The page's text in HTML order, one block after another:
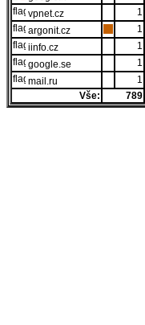
vpnet.cz
1
argonit.cz
1
iinfo.cz
1
google.se
1
mail.ru
1
Vše:
789